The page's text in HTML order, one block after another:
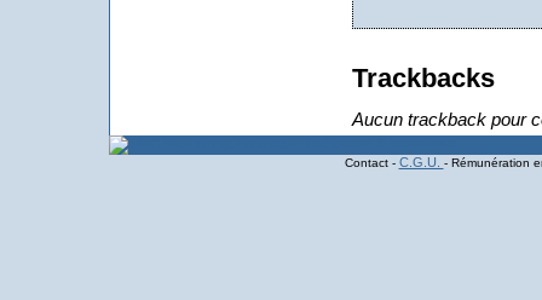
Trackbacks
Aucun trackback pour
Contact - C.G.U. - Rémunération